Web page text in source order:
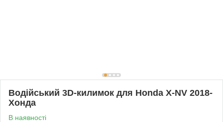
Водійський 3D-килимок для Honda X-NV 2018-
Хонда
В наявності